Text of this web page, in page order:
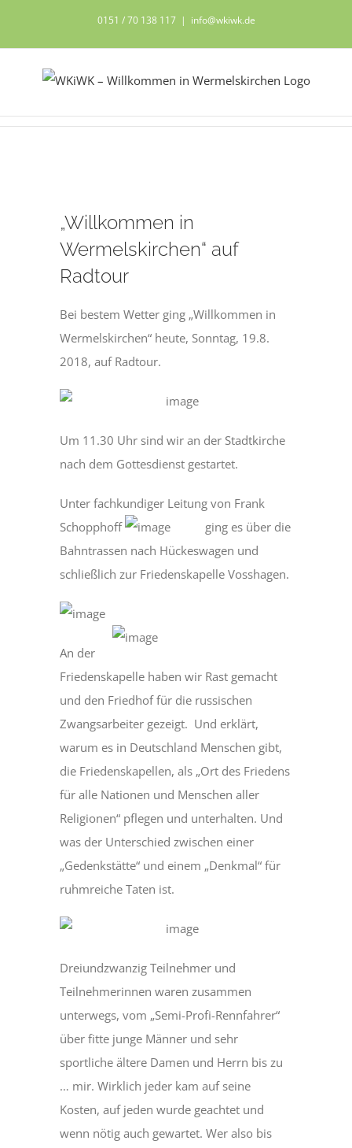
0151 / 70 138 117 | info@wkiwk.de
grösseres
Bild
„Willkommen in
Wermelskirchen“ auf
Radtour
Bei bestem Wetter ging „Willkommen in
Wermelskirchen“ heute, Sonntag, 19.8.
2018, auf Radtour.
Um 11.30 Uhr sind wir an der Stadtkirche
nach dem Gottesdienst gestartet.
Unter fachkundiger Leitung von Frank
Schopphoff
ging es über die
Bahntrassen nach Hückeswagen und
schließlich zur Friedenskapelle Vosshagen.
An der
Friedenskapelle haben wir Rast gemacht
und den Friedhof für die russischen
Zwangsarbeiter gezeigt. Und erklärt,
warum es in Deutschland Menschen gibt,
die Friedenskapellen, als „Ort des Friedens
für alle Nationen und Menschen aller
Religionen“ pflegen und unterhalten. Und
was der Unterschied zwischen einer
„Gedenkstätte“ und einem „Denkmal“ für
ruhmreiche Taten ist.
Dreiundzwanzig Teilnehmer und
Teilnehmerinnen waren zusammen
unterwegs, vom „Semi-Profi-Rennfahrer“
über fitte junge Männer und sehr
sportliche ältere Damen und Herrn bis zu
… mir. Wirklich jeder kam auf seine
Kosten, auf jeden wurde geachtet und
wenn nötig auch gewartet. Wer also bis